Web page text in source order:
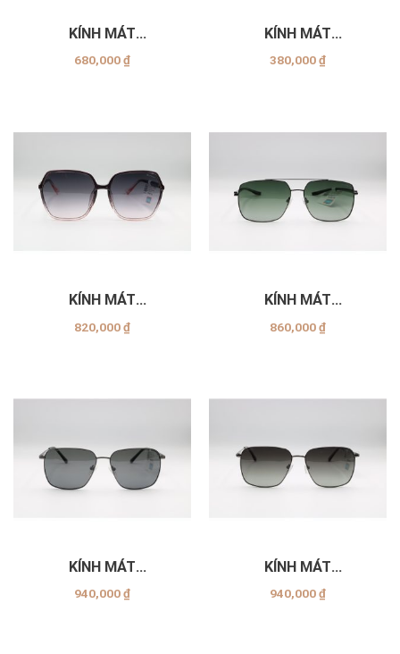
KÍNH MÁT
EXFASH_EF53751_C07
680,000₫
KÍNH MÁT
EXFASH_EF44741_C1
380,000₫
KÍNH MÁT
EXFASH_EF25206_C22
820,000₫
KÍNH MÁT
EXFASH_EF89971_C13
860,000₫
KÍNH MÁT
EXFASH_EF70911_C30
940,000₫
KÍNH MÁT
EXFASH_EF70911_C19
940,000₫